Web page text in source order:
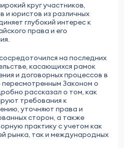
круг участников,
и юристов из различных
глубокий интерес к
права и его
на последних
касающихся рамок
и договорных процессов в
Законом о
рассказал о том, как
требования к
уточняют права и
сторон, а также
практику с учетом как
рынка, так и международных